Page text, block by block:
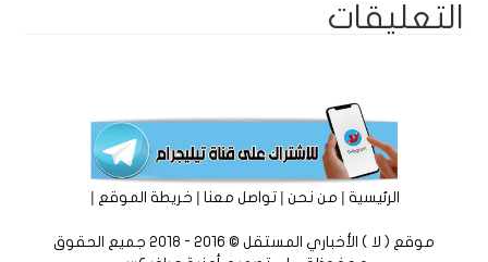
التعليقات
الرئيسية|من نحن|تواصل معنا|خريطة الموقع |
موقع ( لا ) الأخباري المستقل © 2016 - 2018 جميع الحقوق